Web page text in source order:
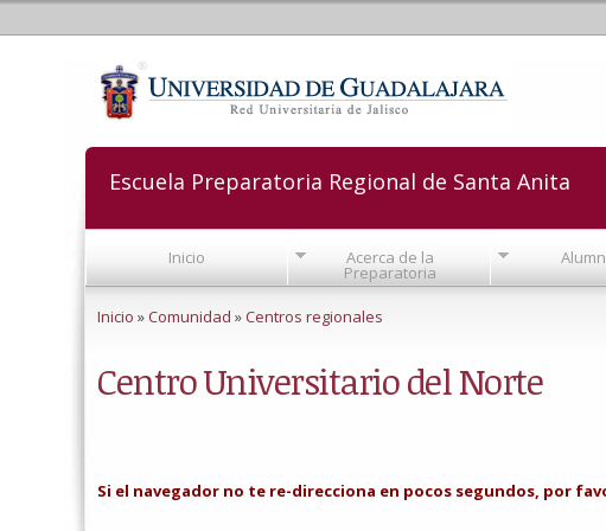
Escuela Preparatoria Regional de Santa Anita
Inicio Acerca de la
Preparatoria
Inicio »Comunidad »Centros regionales
Centro Universitario del Norte
Si el navegador no te re-direcciona en pocos segundos, por